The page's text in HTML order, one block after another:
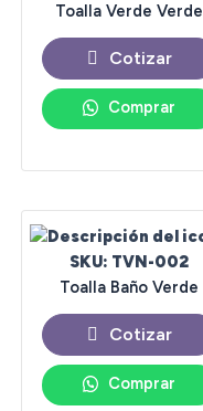
Comprar
Toalla Verde Verde
Cotizar
Comprar
SKU: TVN-002
Toalla Baño Verde
Cotizar